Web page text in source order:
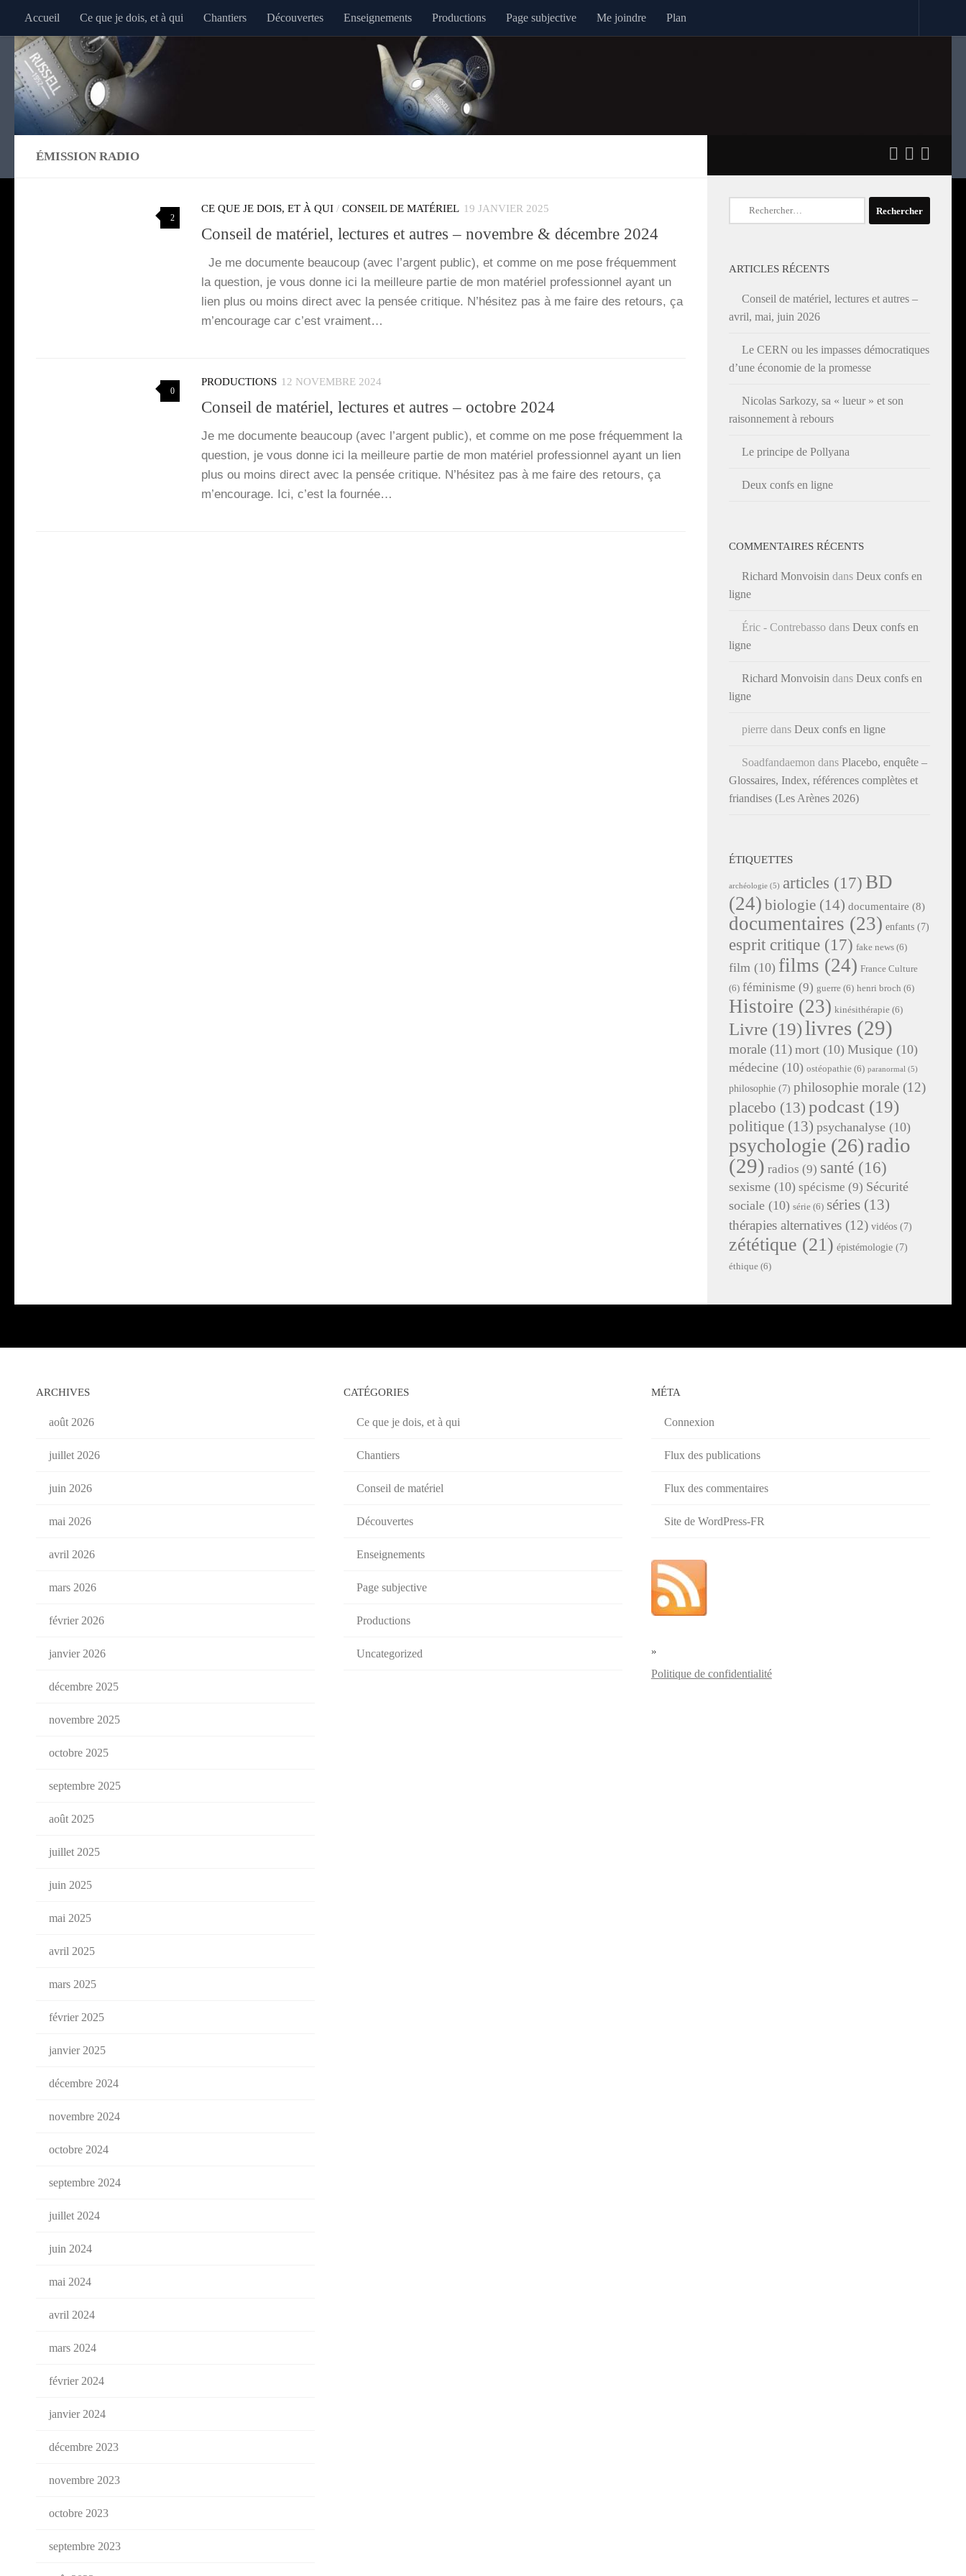
Au dessous du contenu
Accueil Ce que je dois, et à qui Chantiers Découvertes Enseignements Productions Page subjective Me joindre Plan
ÉMISSION RADIO
2
CE QUE JE DOIS, ET À QUI / CONSEIL DE MATÉRIEL 19 JANVIER 2025
Conseil de matériel, lectures et autres – novembre & décembre 2024
Je me docu­mente beau­coup (avec l’argent public), et comme on me pose fré­quem­ment
la ques­tion, je vous donne ici la meilleure par­tie de mon maté­riel pro­fes­sion­nel ayant un
lien plus ou moins direct avec la pen­sée cri­tique. N’hé­si­tez pas à me faire des retours, ça
m’en­cou­rage car c’est vrai­ment…
0
PRODUCTIONS 12 NOVEMBRE 2024
Conseil de matériel, lectures et autres – octobre 2024
Je me docu­mente beau­coup (avec l’argent public), et comme on me pose fré­quem­ment la
ques­tion, je vous donne ici la meilleure par­tie de mon maté­riel pro­fes­sion­nel ayant un lien
plus ou moins direct avec la pen­sée cri­tique. N’hé­si­tez pas à me faire des retours, ça
m’en­cou­rage. Ici, c’est la four­née…
Rechercher :
ARTICLES RÉCENTS
Conseil de matériel, lectures et autres –
avril, mai, juin 2026
Le CERN ou les impasses démocratiques
d’une économie de la promesse
Nicolas Sarkozy, sa « lueur » et son
raisonnement à rebours
Le principe de Pollyana
Deux confs en ligne
COMMENTAIRES RÉCENTS
Richard Monvoisin dans Deux confs en
ligne
Éric - Contrebasso dans Deux confs en
ligne
Richard Monvoisin dans Deux confs en
ligne
pierre dans Deux confs en ligne
Soadfandaemon dans Placebo, enquête –
Glossaires, Index, références complètes et
friandises (Les Arènes 2026)
ÉTIQUETTES
archéologie (5) articles (17) BD
(24) biologie (14) documentaire (8)
documentaires (23) enfants (7)
esprit critique (17) fake news (6)
film (10) films (24) France Culture
(6) féminisme (9) guerre (6) henri broch (6)
Histoire (23) kinésithérapie (6)
Livre (19)livres (29)
morale (11) mort (10) Musique (10)
médecine (10) ostéopathie (6) paranormal (5)
philosophie (7) philosophie morale (12)
placebo (13) podcast (19)
politique (13) psychanalyse (10)
psychologie (26)radio
(29) radios (9) santé (16)
sexisme (10) spécisme (9) Sécurité
sociale (10) série (6) séries (13)
thérapies alternatives (12) vidéos (7)
zététique (21) épistémologie (7)
éthique (6)
ARCHIVES
août 2026
juillet 2026
juin 2026
mai 2026
avril 2026
mars 2026
février 2026
janvier 2026
décembre 2025
novembre 2025
octobre 2025
septembre 2025
août 2025
juillet 2025
juin 2025
mai 2025
avril 2025
mars 2025
février 2025
janvier 2025
décembre 2024
novembre 2024
octobre 2024
septembre 2024
juillet 2024
juin 2024
mai 2024
avril 2024
mars 2024
février 2024
janvier 2024
décembre 2023
novembre 2023
octobre 2023
septembre 2023
CATÉGORIES
Ce que je dois, et à qui
Chantiers
Conseil de matériel
Découvertes
Enseignements
Page subjective
Productions
Uncategorized
MÉTA
Connexion
Flux des publications
Flux des commentaires
Site de WordPress-FR
»
Politique de confidentialité